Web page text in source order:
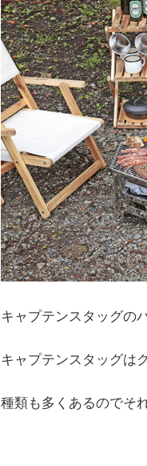
キャプテンスタッグの
キャプテンスタッグは
種類も多くあるのでそ